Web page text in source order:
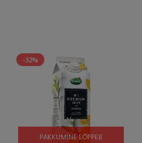
-32%
PAKKUMINE LÕPPEB